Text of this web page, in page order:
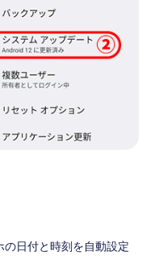
日付と時刻を自動設定